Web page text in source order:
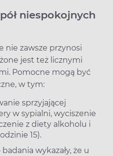
niespokojnych
nie zawsze przynosi
jest też licznymi
Pomocne mogą być
w tym:
sprzyjającej
w sypialni, wyciszenie
z diety alkoholu i
15).
badania wykazały, że u